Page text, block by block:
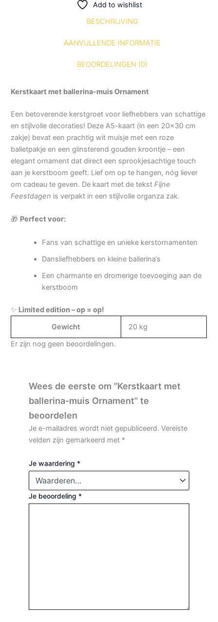
Add to wishlist
BESCHRIJVING
AANVULLENDE INFORMATIE
BEOORDELINGEN (0)
Kerstkaart met ballerina-muis Ornament
Een betoverende kerstgroet voor liefhebbers van schattige
en stijlvolle decoraties! Deze A5-kaart (in een 20×30 cm
zakje) bevat een prachtig wit muisje met een roze
balletpakje en een glinsterend gouden kroontje – een
elegant ornament dat direct een sprookjesachtige touch
aan je kerstboom geeft. Lief om op te hangen, nóg liever
om cadeau te geven. De kaart met de tekstFijne
Feestdagen is verpakt in een stijlvolle organza zak.
🎁 Perfect voor:
Fans van schattige en unieke kerstornamenten
Dansliefhebbers en kleine ballerina’s
Een charmante en dromerige toevoeging aan de
kerstboom
✨ Limited edition – op = op!
Gewicht
20 kg
Er zijn nog geen beoordelingen.
Wees de eerste om “Kerstkaart met
ballerina-muis Ornament” te
beoordelen
Je e-mailadres wordt niet gepubliceerd. Vereiste
velden zijn gemarkeerd met *
Je waardering *
Je beoordeling *